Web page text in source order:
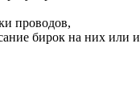
проводов,
бирок на них или